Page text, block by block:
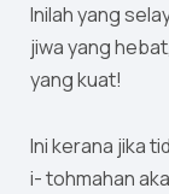
Inilah yang
jiwa yang
yang kuat!
Ini kerana jika
i- tohmahan